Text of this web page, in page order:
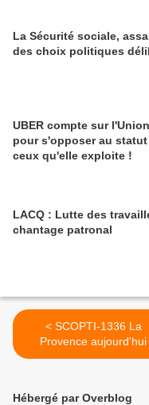
La Sécurité sociale,
des choix politiques
UBER compte sur
pour s'opposer au
ceux qu'elle exploite !
LACQ : Lutte des
chantage patronal
< SCOPTI-1336 La
Provence aujourd'hui
Hébergé par Overblog